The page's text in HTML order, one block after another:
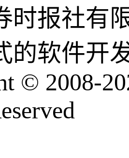
时报社有
的软件开
© 2008-